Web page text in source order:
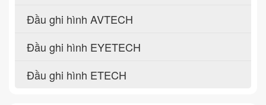
Đầu ghi hình AVTECH
Đầu ghi hình EYETECH
Đầu ghi hình ETECH